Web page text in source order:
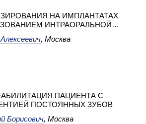
НА ИМПЛАНТАТАХ
ИНТРАОРАЛЬНОЙ
, Москва
ПАЦИЕНТА С
ПОСТОЯННЫХ ЗУБОВ
Борисович, Москва